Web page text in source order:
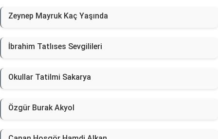
Zeynep Mayruk Kaç Yaşında
İbrahim Tatlıses Sevgilileri
Okullar Tatilmi Sakarya
Özgür Burak Akyol